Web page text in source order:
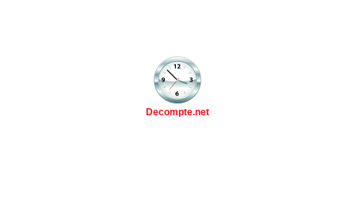
Decompte.net